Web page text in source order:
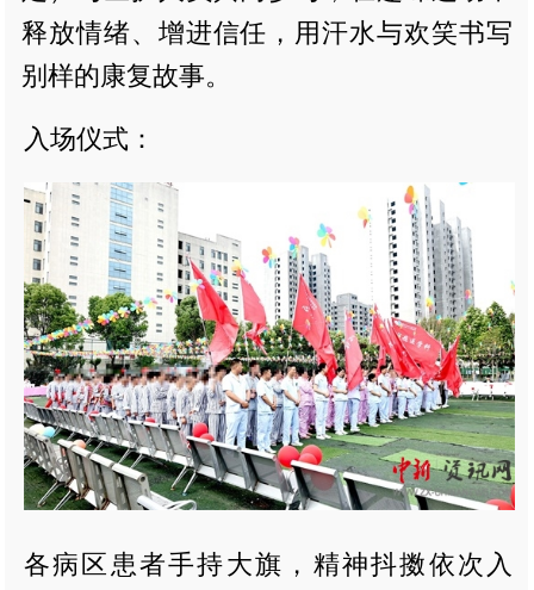
释放情绪、增进信任，用汗水与欢笑书写
别样的康复故事。
入场仪式：
各病区患者手持大旗，精神抖擞依次入